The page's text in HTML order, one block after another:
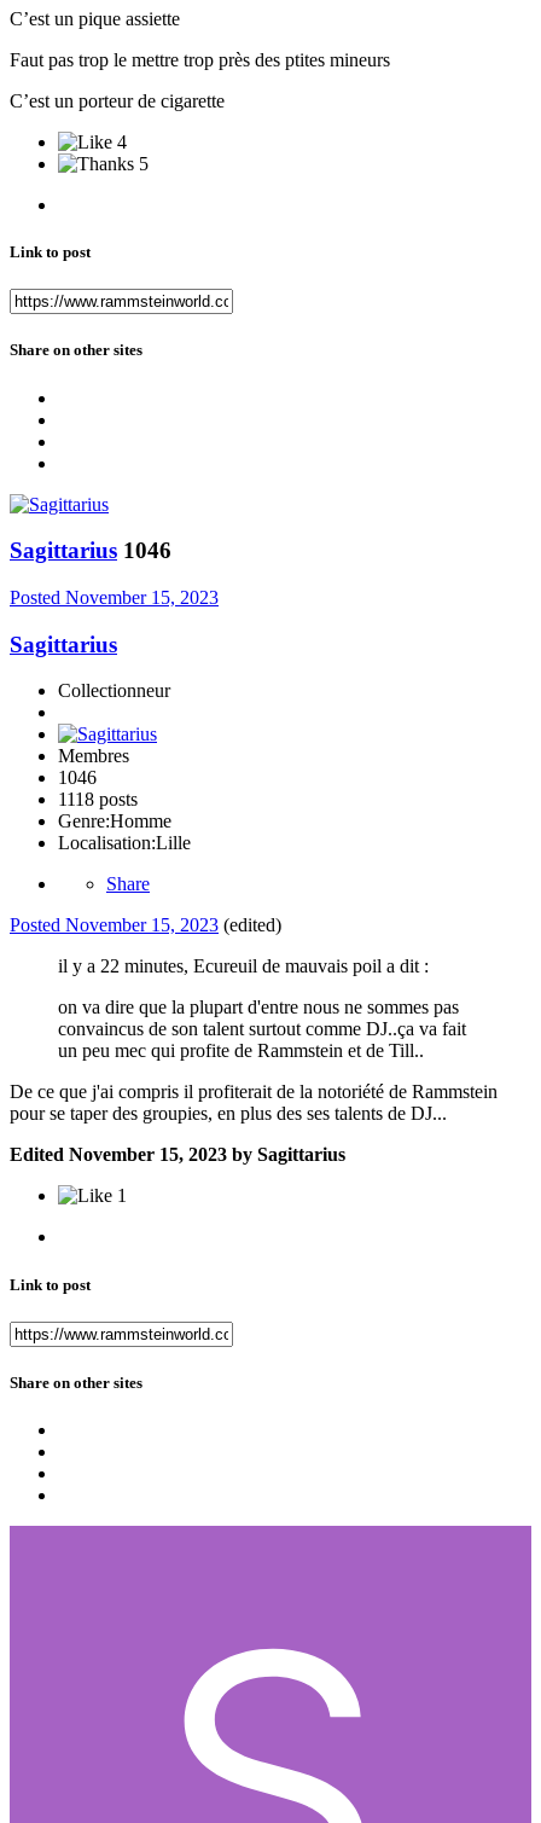
C’est un pique assiette
Faut pas trop le mettre trop près des ptites mineurs
C’est un porteur de cigarette
4
5
Link to post
Share on other sites
Sagittarius 1046
Posted November 15, 2023
Sagittarius
Collectionneur
Membres
1046
1118 posts
Genre:Homme
Localisation:Lille
Share
Posted November 15, 2023 (edited)
il y a 22 minutes, Ecureuil de mauvais poil a dit :
on va dire que la plupart d'entre nous ne sommes pas
convaincus de son talent surtout comme DJ..ça va fait
un peu mec qui profite de Rammstein et de Till..
De ce que j'ai compris il profiterait de la notoriété de Rammstein
pour se taper des groupies, en plus des ses talents de DJ...
Edited November 15, 2023 by Sagittarius
1
Link to post
Share on other sites